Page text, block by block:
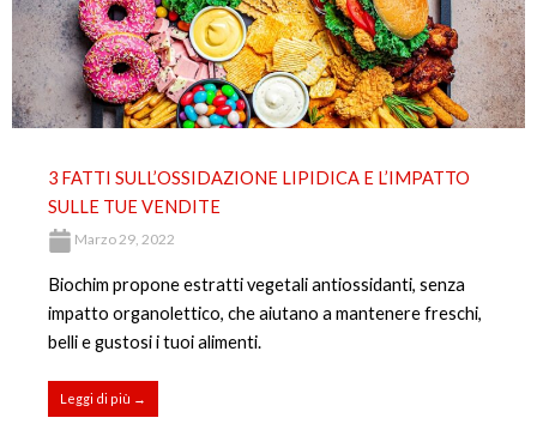
3 FATTI SULL’OSSIDAZIONE LIPIDICA E L’IMPATTO
SULLE TUE VENDITE
Marzo 29, 2022
Biochim propone estratti vegetali antiossidanti, senza
impatto organolettico, che aiutano a mantenere freschi,
belli e gustosi i tuoi alimenti.
Leggi di più →